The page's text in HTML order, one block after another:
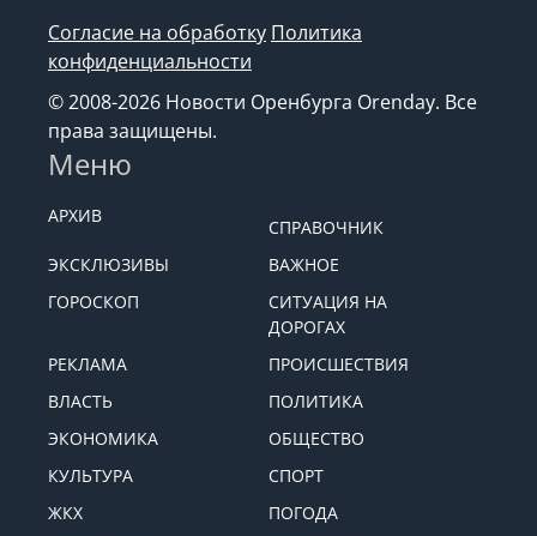
Согласие на обработку Политика
конфиденциальности
© 2008-2026 Новости Оренбурга Orenday. Все
права защищены.
Меню
АРХИВ
СПРАВОЧНИК
ЭКСКЛЮЗИВЫ
ВАЖНОЕ
ГОРОСКОП
СИТУАЦИЯ НА
ДОРОГАХ
РЕКЛАМА
ПРОИСШЕСТВИЯ
ВЛАСТЬ
ПОЛИТИКА
ЭКОНОМИКА
ОБЩЕСТВО
КУЛЬТУРА
СПОРТ
ЖКХ
ПОГОДА